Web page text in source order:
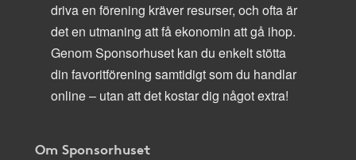
driva en förening kräver resurser, och ofta är
det en utmaning att få ekonomin att gå ihop.
Genom Sponsorhuset kan du enkelt stötta
din favoritförening samtidigt som du handlar
online – utan att det kostar dig något extra!
Om Sponsorhuset